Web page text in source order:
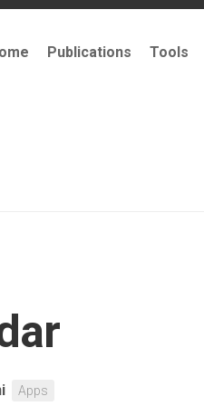
Publications Tools
Apps